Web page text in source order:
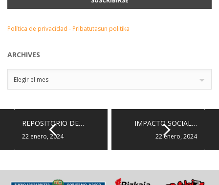
Política de privacidad - Pribatutasun politika
ARCHIVES
Elegir el mes
REPOSITORIO DE…
22 enero, 2024
IMPACTO SOCIAL…
22 enero, 2024